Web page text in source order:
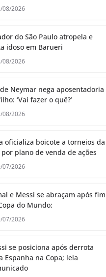
08/2026
do São Paulo atropela e
idoso em Barueri
08/2026
Neymar nega aposentadoria
‘Vai fazer o quê?’
08/2026
oficializa boicote a torneios da
por plano de venda de ações
07/2026
e Messi se abraçam após fim
do Mundo;
07/2026
se posiciona após derrota
Espanha na Copa; leia